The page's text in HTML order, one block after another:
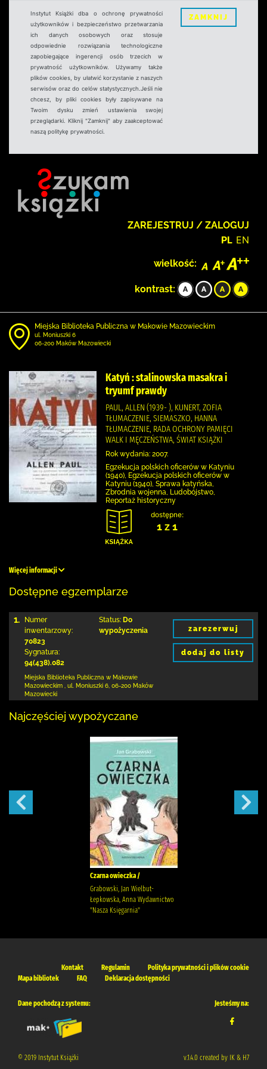
Instytut Książki dba o ochronę prywatności
użytkowników i bezpieczeństwo przetwarzania
ich danych osobowych oraz stosuje
odpowiednie rozwiązania technologiczne
zapobiegające ingerencji osób trzecich w
prywatność użytkowników. Używamy także
plików cookies, by ułatwić korzystanie z naszych
serwisów oraz do celów statystycznych.Jeśli nie
chcesz, by pliki cookies były zapisywane na
Twoim dysku zmień ustawienia swojej
przeglądarki. Kliknij "Zamknij" aby zaakceptować
naszą politykę prywatności.
ZAMKNIJ
ZAREJESTRUJ / ZALOGUJ
PL EN
wielkość:
kontrast:
Miejska Biblioteka Publiczna w Makowie Mazowieckim
ul. Moniuszki 6
06-200 Maków Mazowiecki
Katyń : stalinowska masakra i
tryumf prawdy
PAUL, ALLEN (1939- ), KUNERT, ZOFIA
TŁUMACZENIE, SIEMASZKO, HANNA
TŁUMACZENIE, RADA OCHRONY PAMIĘCI
WALK I MĘCZEŃSTWA, ŚWIAT KSIĄŻKI
Rok wydania: 2007.
Egzekucja polskich oficerów w Katyniu
(1940), Egzekucja polskich oficerów w
Katyniu (1940), Sprawa katyńska,
Zbrodnia wojenna, Ludobójstwo,
Reportaż historyczny
dostępne:
1 z 1
Więcej informacji
Dostępne egzemplarze
1.
Numer
inwentarzowy:
70823
Sygnatura:
94(438).082
Status: Do
wypożyczenia
Miejska Biblioteka Publiczna w Makowie
Mazowieckim
ul. Moniuszki 6 06-200 Maków
Mazowiecki
zarezerwuj
dodaj do listy
Najczęściej wypożyczane
Czarna owieczka /
Grabowski, Jan Wielbut-
Łepkowska, Anna Wydawnictwo
"Nasza Księgarnia"
Kontakt Regulamin
Polityka prywatności i plików cookie
Mapa bibliotek
FAQ Deklaracja dostępności
Dane pochodzą z systemu: Jesteśmy na:
© 2019 Instytut Książki v.1.4.0 created by IK & H7